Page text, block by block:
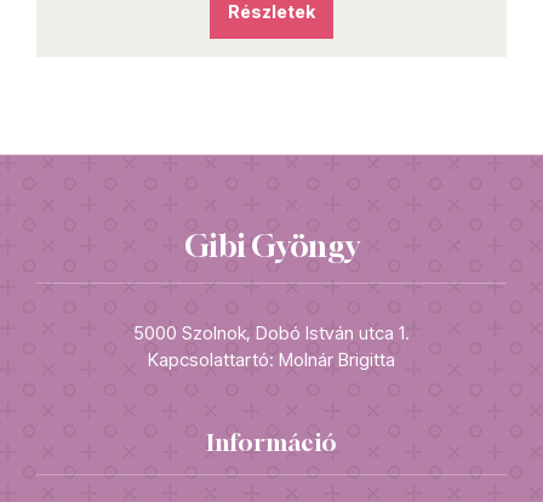
Részletek
Gibi Gyöngy
5000 Szolnok, Dobó István utca 1.
Kapcsolattartó: Molnár Brigitta
Információ